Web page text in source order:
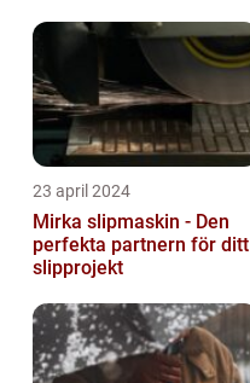
23 april 2024
Mirka slipmaskin - Den
perfekta partnern för ditt
slipprojekt